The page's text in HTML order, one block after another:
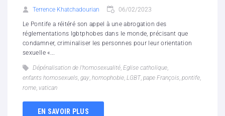
Terrence Khatchadourian 06/02/2023
Le Pontife a réitéré son appel à une abrogation des
réglementations lgbtphobes dans le monde, précisant que
condamner, criminaliser les personnes pour leur orientation
sexuelle «...
Dépénalisation de l'homosexualité, Eglise catholique,
enfants homosexuels, gay, homophobie, LGBT, pape François, pontife,
rome, vatican
EN SAVOIR PLUS